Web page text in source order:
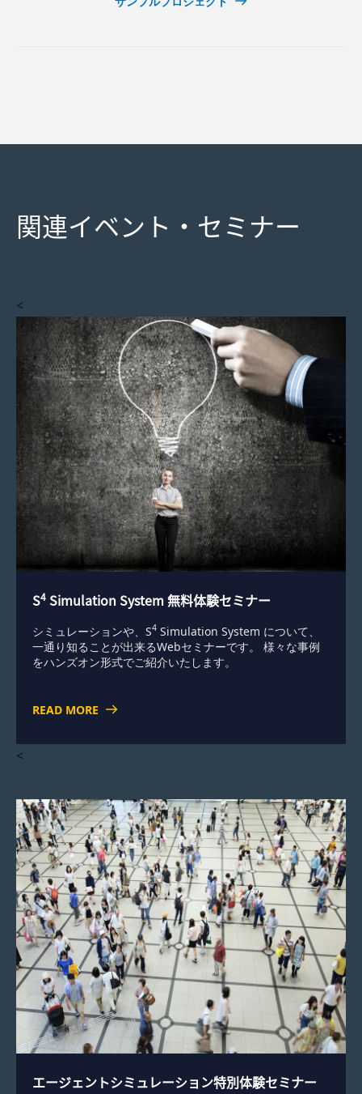
関連イベント・セミナー
<
S4 Simulation System 無料体験セミナー
シミュレーションや、S4 Simulation System について、
一通り知ることが出来るWebセミナーです。 様々な事例
をハンズオン形式でご紹介いたします。
READ MORE
<
エージェントシミュレーション特別体験セミナー